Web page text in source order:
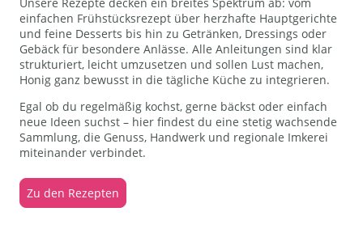
Unsere Rezepte decken ein breites Spektrum ab: vom
einfachen Frühstücksrezept über herzhafte Hauptgerichte
und feine Desserts bis hin zu Getränken, Dressings oder
Gebäck für besondere Anlässe. Alle Anleitungen sind klar
strukturiert, leicht umzusetzen und sollen Lust machen,
Honig ganz bewusst in die tägliche Küche zu integrieren.
Egal ob du regelmäßig kochst, gerne bäckst oder einfach
neue Ideen suchst – hier findest du eine stetig wachsende
Sammlung, die Genuss, Handwerk und regionale Imkerei
miteinander verbindet.
Zu den Rezepten